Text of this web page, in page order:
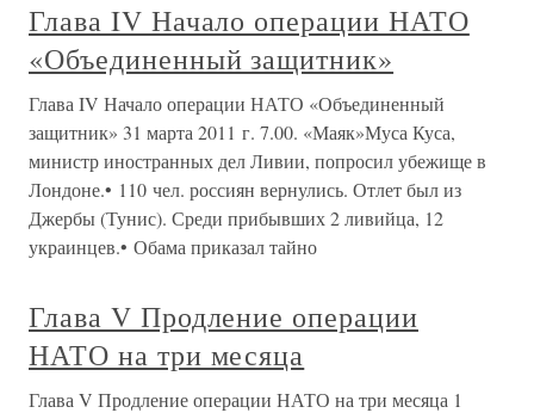
Глава IV Начало операции НАТО
«Объединенный защитник»
Глава IV Начало операции НАТО «Объединенный
защитник» 31 марта 2011 г. 7.00. «Маяк»Муса Куса,
министр иностранных дел Ливии, попросил убежище в
Лондоне.• 110 чел. россиян вернулись. Отлет был из
Джербы (Тунис). Среди прибывших 2 ливийца, 12
украинцев.• Обама приказал тайно
Глава V Продление операции
НАТО на три месяца
Глава V Продление операции НАТО на три месяца 1